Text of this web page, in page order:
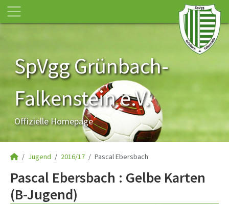
SpVgg Grünbach-
Falkenstein e.V.
Offizielle Homepage
Jugend 2016/17 Pascal Ebersbach
Pascal Ebersbach : Gelbe Karten
(B-Jugend)